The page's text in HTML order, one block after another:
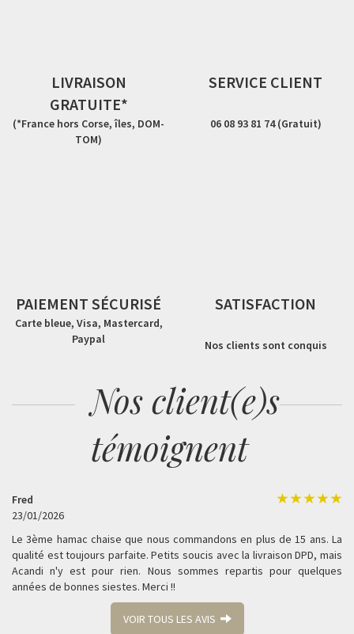
LIVRAISON
GRATUITE*
(*France hors Corse, îles, DOM-
TOM)
SERVICE CLIENT
06 08 93 81 74 (Gratuit)
PAIEMENT SÉCURISÉ
Carte bleue, Visa, Mastercard,
Paypal
SATISFACTION
Nos clients sont conquis
Nos client(e)s
témoignent
Fred
23/01/2026
Le 3ème hamac chaise que nous commandons en plus de 15 ans. La
qualité est toujours parfaite. Petits soucis avec la livraison DPD, mais
Acandi n'y est pour rien. Nous sommes repartis pour quelques
années de bonnes siestes. Merci !!
VOIR TOUS LES AVIS